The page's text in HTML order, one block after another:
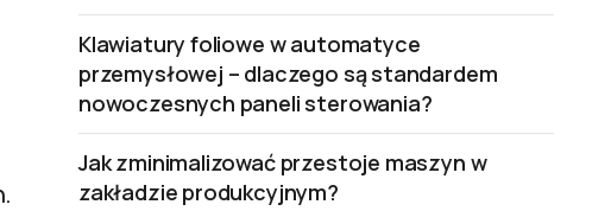
Klawiatury foliowe w automatyce
przemysłowej – dlaczego są standardem
nowoczesnych paneli sterowania?
Jak zminimalizować przestoje maszyn w
zakładzie produkcyjnym?